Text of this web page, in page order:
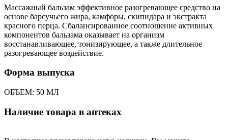
Массажный бальзам эффективное разогревающее средство на
основе барсучьего жира, камфоры, скипидара и экстракта
красного перца. Сбалансированное соотношение активных
компонентов бальзама оказывает на организм
восстанавливающее, тонизирующее, а также длительное
разогревающее воздействие.
Форма выпуска
ОБЪЕМ: 50 МЛ
Наличие товара в аптеках